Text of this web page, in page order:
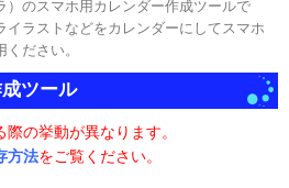
）のスマホ用カレンダー作成ツールで
イラストなどをカレンダーにしてスマホ
ださい。
ツール
の挙動が異なります。
方法をご覧ください。